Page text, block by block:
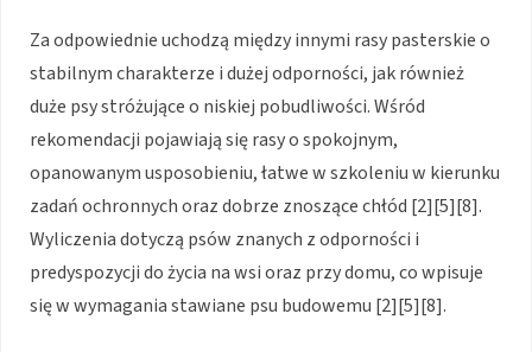
Za odpowiednie uchodzą między innymi rasy pasterskie o
stabilnym charakterze i dużej odporności, jak również
duże psy stróżujące o niskiej pobudliwości. Wśród
rekomendacji pojawiają się rasy o spokojnym,
opanowanym usposobieniu, łatwe w szkoleniu w kierunku
zadań ochronnych oraz dobrze znoszące chłód [2][5][8].
Wyliczenia dotyczą psów znanych z odporności i
predyspozycji do życia na wsi oraz przy domu, co wpisuje
się w wymagania stawiane psu budowemu [2][5][8].